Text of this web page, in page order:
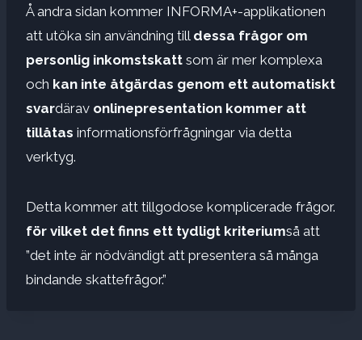
Å andra sidan kommer INFORMA+-applikationen
att utöka sin användning till dessa frågor om
personlig inkomstskatt som är mer komplexa
och kan inte åtgärdas genom ett automatiskt
svardärav onlinepresentation kommer att
tillåtas informationsförfrågningar via detta
verktyg.
Detta kommer att tillgodose komplicerade frågor.
för vilket det finns ett tydligt kriteriumså att
”det inte är nödvändigt att presentera så många
bindande skattefrågor.”